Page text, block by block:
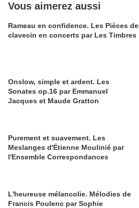
Vous aimerez aussi
Rameau en confidence. Les Pièces de
clavecin en concerts par Les Timbres
Onslow, simple et ardent. Les
Sonates op.16 par Emmanuel
Jacques et Maude Gratton
Purement et suavement. Les
Meslanges d'Étienne Moulinié par
l'Ensemble Correspondances
L'heureuse mélancolie. Mélodies de
Francis Poulenc par Sophie